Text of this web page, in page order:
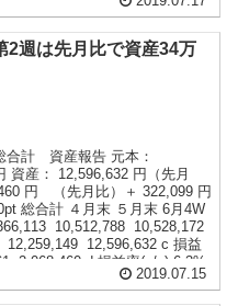
ンプルに 今使っている電力に
は多額の資金を必要としま
の支払いに心を知り減らし、
個人的にはやればよかったか
投資対象としてはありだと思
2週は先月比で資産34万
合計 資産報告 元本：
資産： 12,596,632 円（先月
円 （先月比）＋ 322,099 円
総合計 ４月末 ５月末 6月4W
10,512,788 10,528,172
12,596,632 c 損益
2,068,460 d 損益率(c/a) 6.3%
ともに資産は増加していま
予想。 基準とし...
2019.07.15